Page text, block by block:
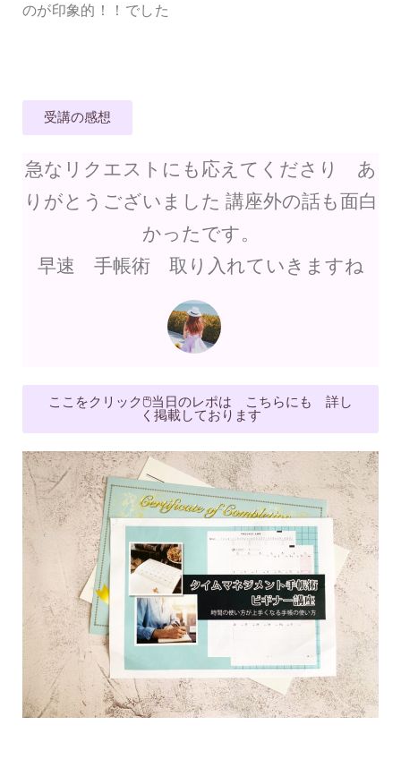
のが印象的！！でした
受講の感想
急なリクエストにも応えてくださり あ
りがとうございました 講座外の話も面白
かったです。
早速 手帳術 取り入れていきますね
ここをクリック🖱当日のレポは こちらにも 詳し
く掲載しております